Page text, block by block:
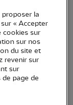
proposer la
« Accepter
cookies sur
sur nos
du site et
revenir sur
sur
de page de